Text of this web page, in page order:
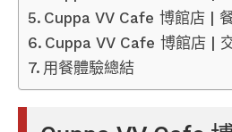
Cuppa VV Cafe 博館店 |
Cuppa VV Cafe 博館店 |
用餐體驗總結